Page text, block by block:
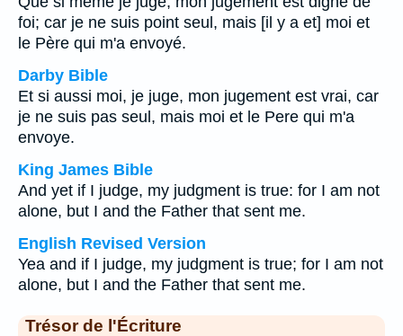
foi; car je ne suis point seul, mais [il y a et] moi et
le Père qui m'a envoyé.
Darby Bible
Et si aussi moi, je juge, mon jugement est vrai, car
je ne suis pas seul, mais moi et le Pere qui m'a
envoye.
King James Bible
And yet if I judge, my judgment is true: for I am not
alone, but I and the Father that sent me.
English Revised Version
Yea and if I judge, my judgment is true; for I am not
alone, but I and the Father that sent me.
Trésor de l'Écriture